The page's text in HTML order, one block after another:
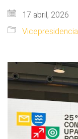
17 abril, 2026
Vicepresidencia